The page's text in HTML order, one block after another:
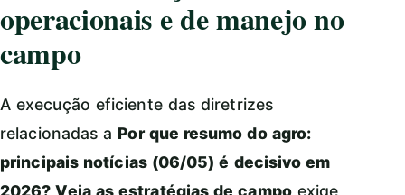
operacionais e de manejo no
campo
A execução eficiente das diretrizes
relacionadas a Por que resumo do agro:
principais notícias (06/05) é decisivo em
2026? Veja as estratégias de campoexige